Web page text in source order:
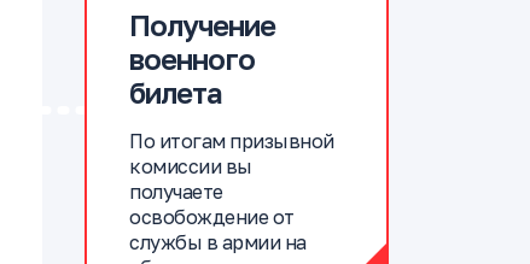
Получение
военного
билета
По итогам призывной
комиссии вы
получаете
освобождение от
службы в армии на